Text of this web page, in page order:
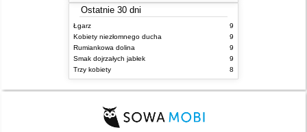
Ostatnie 30 dni
Łgarz
9
Kobiety niezłomnego ducha
9
Rumiankowa dolina
9
Smak dojrzałych jabłek
9
Trzy kobiety
8